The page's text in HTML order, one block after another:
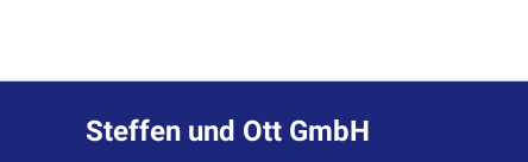
Steffen und Ott GmbH